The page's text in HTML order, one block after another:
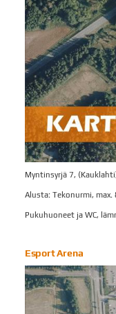
Myntinsyrjä 7,
Alusta: Tekonurmi, max.
Pukuhuoneet ja WC,
Esport Arena